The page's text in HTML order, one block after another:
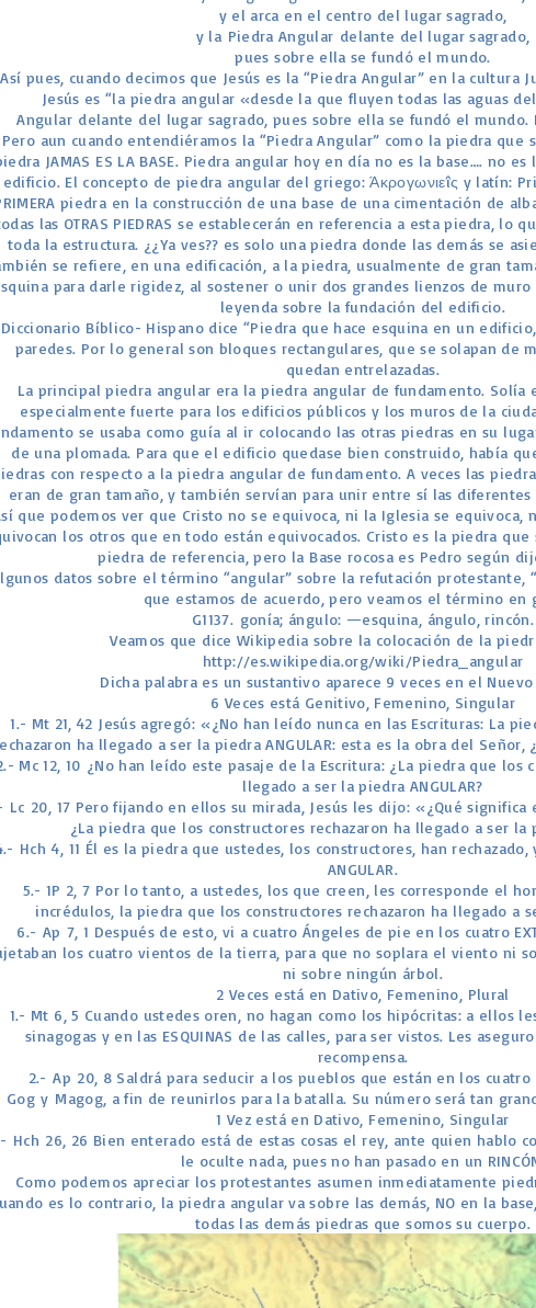
y el arca en el centro del lugar sagrado,
y la Piedra Angular delante del lugar sagrado,
pues sobre ella se fundó el mundo.
Así pues, cuando decimos que Jesús es la “Piedra Angular” en la cultura
Jesús es “la piedra angular «desde la que fluyen todas las aguas
Angular delante del lugar sagrado, pues sobre ella se fundó el mundo.
Pero aun cuando entendiéramos la “Piedra Angular” como la piedra que
JAMAS ES LA BASE. Piedra angular hoy en día no es la base…. no
El concepto de piedra angular del griego: Άκρογωνιεîς y latín:
piedra en la construcción de una base de una cimentación de
las OTRAS PIEDRAS se establecerán en referencia a esta piedra, lo
toda la estructura. ¿¿Ya ves?? es solo una piedra donde las demás se
se refiere, en una edificación, a la piedra, usualmente de gran
para darle rigidez, al sostener o unir dos grandes lienzos de
leyenda sobre la fundación del edificio.
Diccionario Bíblico- Hispano dice “Piedra que hace esquina en un
paredes. Por lo general son bloques rectangulares, que se solapan de
quedan entrelazadas.
La principal piedra angular era la piedra angular de fundamento. Solía
especialmente fuerte para los edificios públicos y los muros de la
se usaba como guía al ir colocando las otras piedras en su
de una plomada. Para que el edificio quedase bien construido, había
con respecto a la piedra angular de fundamento. A veces las
eran de gran tamaño, y también servían para unir entre sí las
que podemos ver que Cristo no se equivoca, ni la Iglesia se equivoca,
los otros que en todo están equivocados. Cristo es la piedra
piedra de referencia, pero la Base rocosa es Pedro según
datos sobre el término “angular” sobre la refutación protestante,
que estamos de acuerdo, pero veamos el término en
G1137. gonía; ángulo: —esquina, ángulo, rincón.
Veamos que dice Wikipedia sobre la colocación de la
http://es.wikipedia.org/wiki/Piedra_angular
Dicha palabra es un sustantivo aparece 9 veces en el
6 Veces está Genitivo, Femenino, Singular
1.- Mt 21, 42 Jesús agregó: «¿No han leído nunca en las Escrituras: La
ha llegado a ser la piedra ANGULAR: esta es la obra del Señor,
Mc 12, 10 ¿No han leído este pasaje de la Escritura: ¿La piedra que los
llegado a ser la piedra ANGULAR?
Lc 20, 17 Pero fijando en ellos su mirada, Jesús les dijo: «¿Qué
¿La piedra que los constructores rechazaron ha llegado a ser la
Hch 4, 11 Él es la piedra que ustedes, los constructores, han
ANGULAR.
5.- 1P 2, 7 Por lo tanto, a ustedes, los que creen, les corresponde el
incrédulos, la piedra que los constructores rechazaron ha llegado a
6.- Ap 7, 1 Después de esto, vi a cuatro Ángeles de pie en los cuatro
los cuatro vientos de la tierra, para que no soplara el viento ni
ni sobre ningún árbol.
2 Veces está en Dativo, Femenino, Plural
1.- Mt 6, 5 Cuando ustedes oren, no hagan como los hipócritas: a ellos
sinagogas y en las ESQUINAS de las calles, para ser vistos. Les
recompensa.
2.- Ap 20, 8 Saldrá para seducir a los pueblos que están en los cuatro
Gog y Magog, a fin de reunirlos para la batalla. Su número será tan
1 Vez está en Dativo, Femenino, Singular
Hch 26, 26 Bien enterado está de estas cosas el rey, ante quien hablo
le oculte nada, pues no han pasado en un
Como podemos apreciar los protestantes asumen inmediatamente
es lo contrario, la piedra angular va sobre las demás, NO en la
todas las demás piedras que somos su cuerpo.